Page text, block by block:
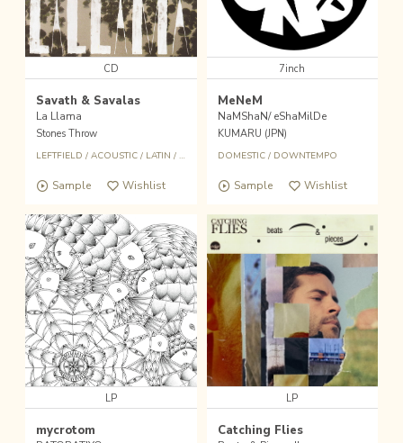
CD
Savath & Savalas
La Llama
Stones Throw
LEFTFIELD / ACOUSTIC/ LATIN / DOWNTEMPO/NEOFOLK
Sample Wishlist
7inch
MeNeM
NaMShaN/ eShaMilDe
KUMARU (JPN)
DOMESTIC/ DOWNTEMPO
Sample Wishlist
LP
mycrotom
LP
Catching Flies